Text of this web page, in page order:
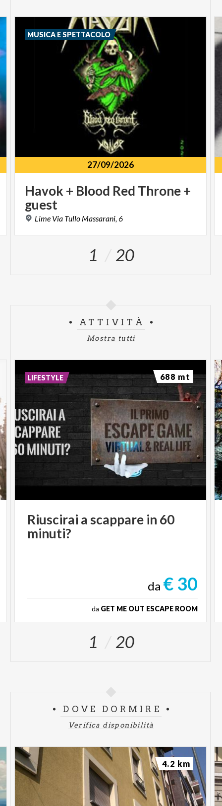
27/09/2026
Havok + Blood Red Throne+
guest
Lime Via Tullo Massarani,6
MUSICA E SPETTACOLO
1 20
ATTIVITÀ
Mostra tutti
Riuscirai a scappare in 60
minuti?
da € 30
da GET ME OUT ESCAPE ROOM
LIFESTYLE 688 mt
1 20
DOVE DORMIRE
Verifica disponibilità
4.2 km